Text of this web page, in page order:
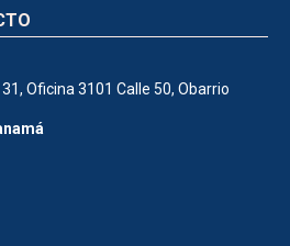
Oficina 3101 Calle 50, Obarrio